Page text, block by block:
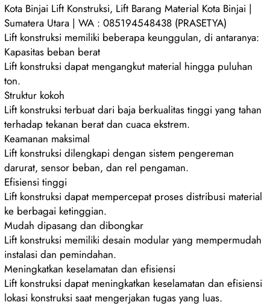
Kota Binjai Lift Konstruksi, Lift Barang Material Kota Binjai |
Sumatera Utara | WA : 085194548438 (PRASETYA)
Lift konstruksi memiliki beberapa keunggulan, di antaranya:
Kapasitas beban berat
Lift konstruksi dapat mengangkut material hingga puluhan
ton.
Struktur kokoh
Lift konstruksi terbuat dari baja berkualitas tinggi yang tahan
terhadap tekanan berat dan cuaca ekstrem.
Keamanan maksimal
Lift konstruksi dilengkapi dengan sistem pengereman
darurat, sensor beban, dan rel pengaman.
Efisiensi tinggi
Lift konstruksi dapat mempercepat proses distribusi material
ke berbagai ketinggian.
Mudah dipasang dan dibongkar
Lift konstruksi memiliki desain modular yang mempermudah
instalasi dan pemindahan.
Meningkatkan keselamatan dan efisiensi
Lift konstruksi dapat meningkatkan keselamatan dan efisiensi
lokasi konstruksi saat mengerjakan tugas yang luas.